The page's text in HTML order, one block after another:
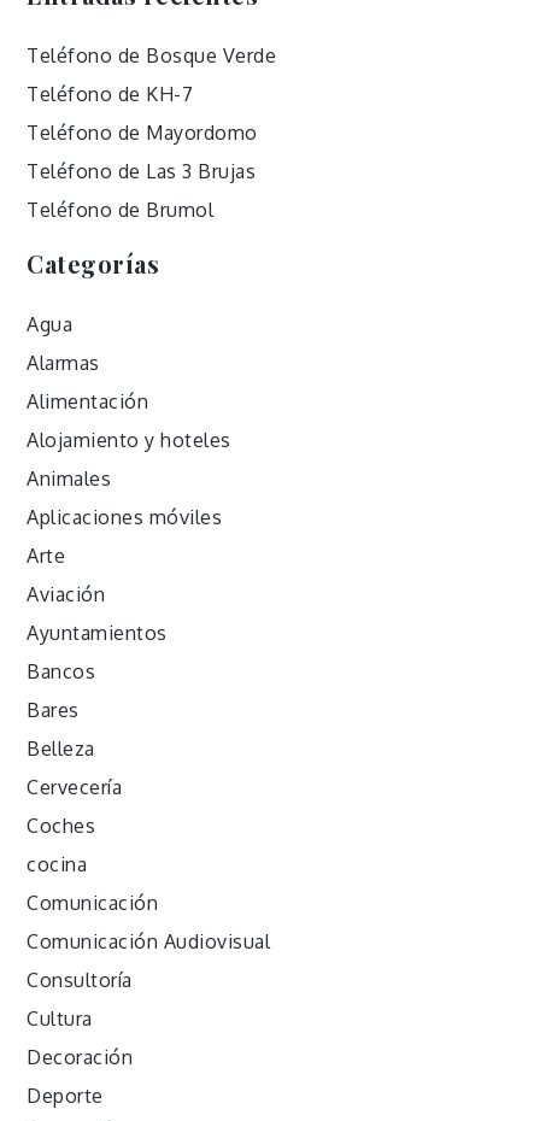
Teléfono de Bosque Verde
Teléfono de KH-7
Teléfono de Mayordomo
Teléfono de Las 3 Brujas
Teléfono de Brumol
Categorías
Agua
Alarmas
Alimentación
Alojamiento y hoteles
Animales
Aplicaciones móviles
Arte
Aviación
Ayuntamientos
Bancos
Bares
Belleza
Cervecería
Coches
cocina
Comunicación
Comunicación Audiovisual
Consultoría
Cultura
Decoración
Deporte